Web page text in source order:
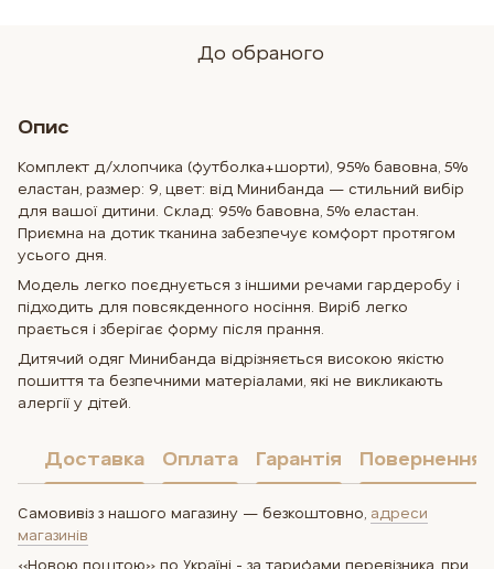
До обраного
Опис
Комплект д/хлопчика (футболка+шорти), 95% бавовна, 5%
еластан, размер: 9, цвет: від Минибанда — стильний вибір
для вашої дитини. Склад: 95% бавовна, 5% еластан.
Приємна на дотик тканина забезпечує комфорт протягом
усього дня.
Модель легко поєднується з іншими речами гардеробу і
підходить для повсякденного носіння. Виріб легко
прається і зберігає форму після прання.
Дитячий одяг Минибанда відрізняється високою якістю
пошиття та безпечними матеріалами, які не викликають
алергії у дітей.
Доставка Оплата Гарантія Повернення
Самовивіз з нашого магазину — безкоштовно, адреси
магазинів
«Новою поштою» по Україні - за тарифами перевізника, при